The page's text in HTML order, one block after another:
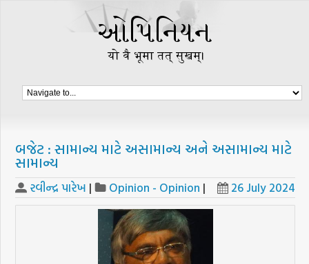
બજેટ : સામાન્ય માટે અસામાન્ય અને અસામાન્ય માટે
સામાન્ય
રવીન્દ્ર પારેખ | Opinion - Opinion | 26 July 2024